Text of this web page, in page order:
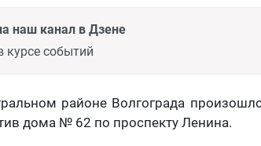
наш канал в Дзене
курсе событий
районе Волгограда
дома № 62 по проспекту Ленина.